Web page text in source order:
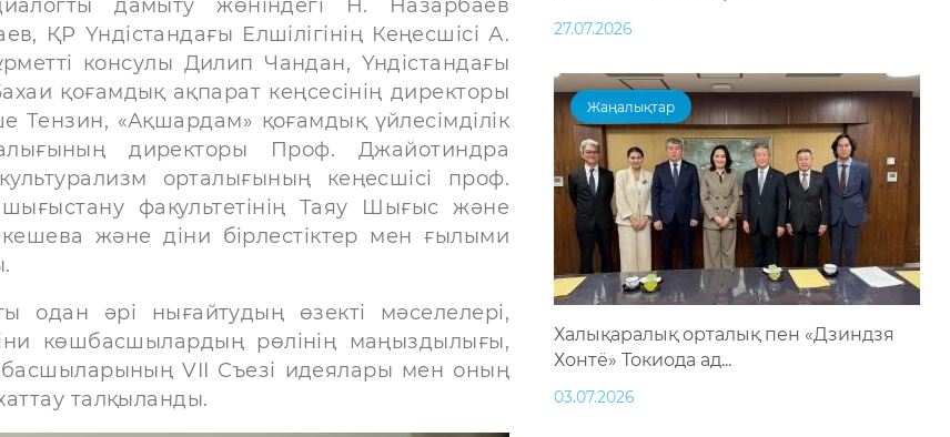
дамыту жөніндегі Н. Назарбаев
ҚР Үндістандағы Елшілігінің Кеңесшісі А.
консулы Дилип Чандан, Үндістандағы
қоғамдық ақпарат кеңсесінің директоры
Тензин, «Ақшардам» қоғамдық үйлесімділік
директоры Проф. Джайотиндра
орталығының кеңесшісі проф.
факультетінің Таяу Шығыс және
және діни бірлестіктер мен ғылыми
одан әрі нығайтудың өзекті мәселелері,
көшбасшылардың рөлінің маңыздылығы,
VII Съезі идеялары мен оның
талқыланды.
27.07.2026
Жаңалықтар
Халықаралық орталық пен «Дзиндзя
Хонтё» Токиода ад...
03.07.2026